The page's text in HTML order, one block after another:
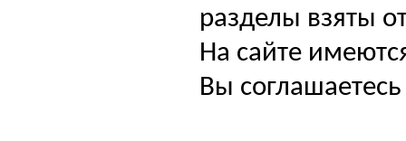
разделы взяты
На сайте
Вы